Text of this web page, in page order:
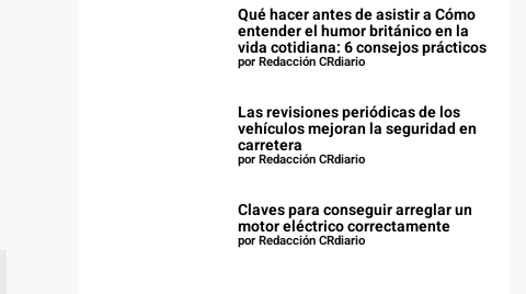
Qué hacer antes de asistir a Cómo
entender el humor británico en la
vida cotidiana: 6 consejos prácticos
por Redacción CRdiario
Las revisiones periódicas de los
vehículos mejoran la seguridad en
carretera
por Redacción CRdiario
Claves para conseguir arreglar un
motor eléctrico correctamente
por Redacción CRdiario